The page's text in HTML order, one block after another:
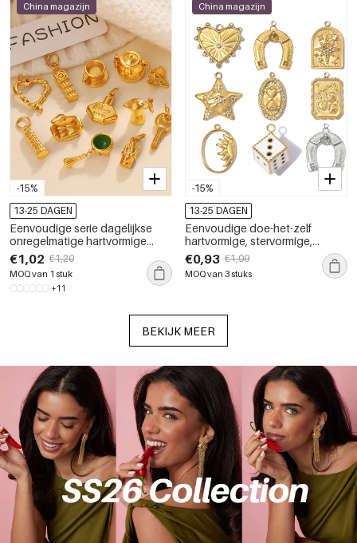
-15%
China magazijn
13-25 DAGEN
Eenvoudige serie dagelijkse
onregelmatige hartvormige
sleutelhangers van roestvrij
staal, waterdicht, goudkleurig,
met strass-steentjes, unisex
€1,02 €1,20
MOQ van 1 stuk
+11
-15%
China magazijn
13-25 DAGEN
Eenvoudige doe-het-zelf
hartvormige, stervormige,
rechthoekige, hoefijzervormige,
waterdichte, goudkleurige,
roestvrijstalen dameshangers
€0,93 €1,09
MOQ van 3 stuks
BEKIJK MEER